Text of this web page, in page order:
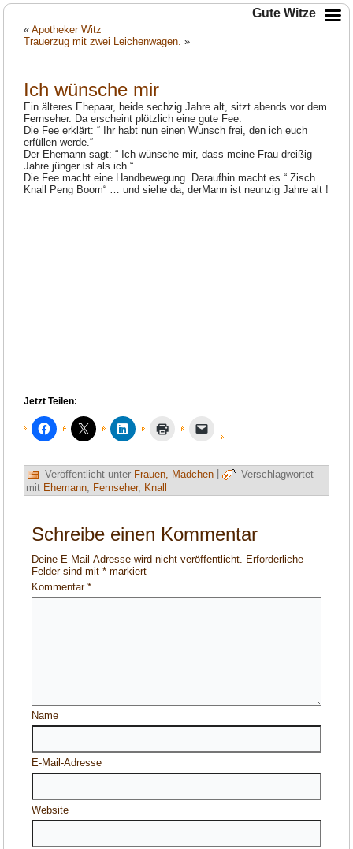
«Apotheker Witz
Trauerzug mit zwei Leichenwagen. »
Ich wünsche mir
Ein älteres Ehepaar, beide sechzig Jahre alt, sitzt abends vor dem
Fernseher. Da erscheint plötzlich eine gute Fee.
Die Fee erklärt: “ Ihr habt nun einen Wunsch frei, den ich euch
erfüllen werde.“
Der Ehemann sagt: “ Ich wünsche mir, dass meine Frau dreißig
Jahre jünger ist als ich.“
Die Fee macht eine Handbewegung. Daraufhin macht es “ Zisch
Knall Peng Boom“ … und siehe da, derMann ist neunzig Jahre alt !
Jetzt Teilen:
Veröffentlicht unter Frauen, Mädchen |
Verschlagwortet
mit Ehemann, Fernseher, Knall
Schreibe einen Kommentar
Deine E-Mail-Adresse wird nicht veröffentlicht. Erforderliche
Felder sind mit* markiert
Kommentar*
Name
E-Mail-Adresse
Website
Gute Witze